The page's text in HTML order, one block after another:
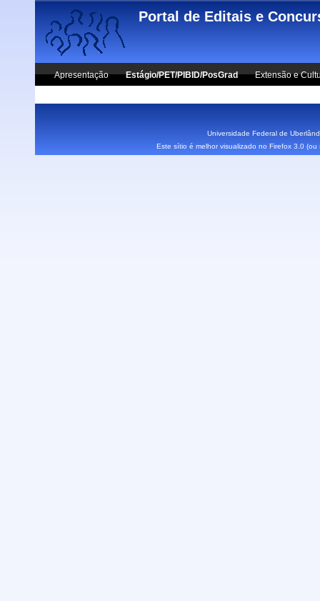
Skip to main content
Portal de Editais e
Apresentação Estágio/PET/PIBID/PosGrad Extensão e
Universidade Federal de
Este sítio é melhor visualizado no Firefox 3.0